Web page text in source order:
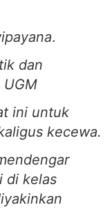
.
dan
UGM
ini untuk
kecewa.
di kelas